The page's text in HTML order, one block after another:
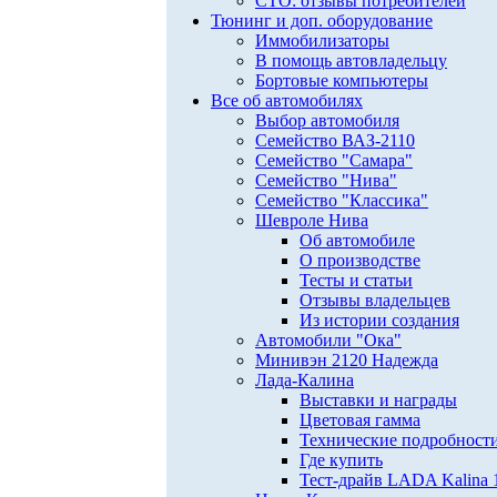
Тюнинг и доп. оборудование
Иммобилизаторы
В помощь автовладельцу
Бортовые компьютеры
Все об автомобилях
Выбор автомобиля
Семейство ВАЗ-2110
Семейство "Самара"
Семейство "Нива"
Семейство "Классика"
Шевроле Нива
Об автомобиле
О производстве
Тесты и статьи
Отзывы владельцев
Из истории создания
Автомобили "Ока"
Минивэн 2120 Надежда
Лада-Калина
Выставки и награды
Цветовая гамма
Технические
Где купить
Тест-драйв LADA Kalina